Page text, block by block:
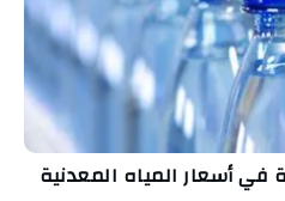
في أسعار المياه المعدنية